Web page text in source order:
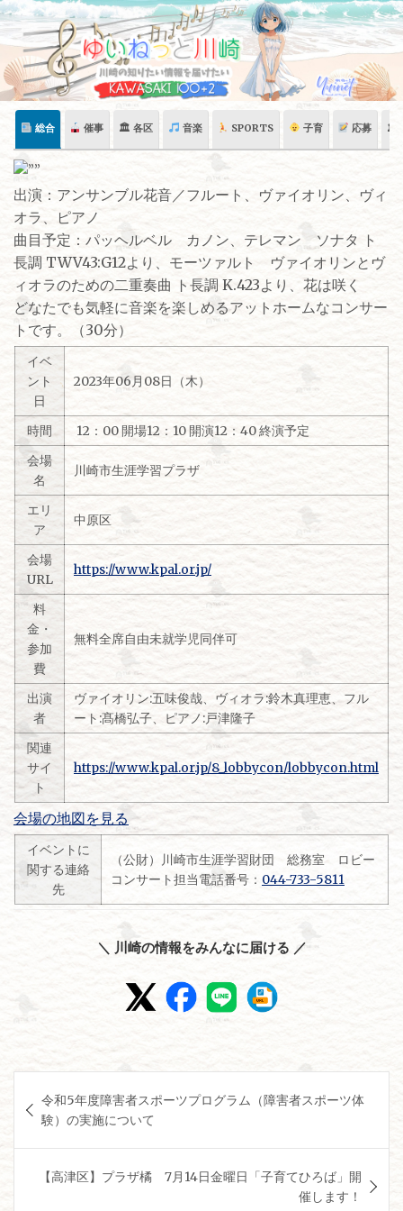
Skip
content
総合 催事 🏛 各区 音楽 SPORTS 子育 応募 🏛
出演：アンサンブル花音／フルート、ヴァイオリン、ヴィ
オラ、ピアノ
曲目予定：パッヘルベル カノン、テレマン ソナタ ト
長調 TWV43:G12より、モーツァルト ヴァイオリンとヴ
ィオラのための二重奏曲 ト長調 K.423より、花は咲く
どなたでも気軽に音楽を楽しめるアットホームなコンサー
トです。（30分）
イベ
ント
日
2023年06月08日（木）
時間
12：00 開場12：10 開演12：40 終演予定
会場
名
川崎市生涯学習プラザ
エリ
ア
中原区
会場
URL
https://www.kpal.or.jp/
料
金・
参加
費
無料全席自由未就学児同伴可
出演
者
ヴァイオリン:五味俊哉、ヴィオラ:鈴木真理恵、フル
ート:髙橋弘子、ピアノ:戸津隆子
関連
サイ
ト
https://www.kpal.or.jp/8_lobbycon/lobbycon.html
会場の地図を見る
イベントに
関する連絡
先
（公財）川崎市生涯学習財団 総務室 ロビー
コンサート担当電話番号： 044-733-5811
＼ 川崎の情報をみんなに届ける ／
稿
ナ
令和5年度障害者スポーツプログラム（障害者スポーツ体
験）の実施について
【高津区】プラザ橘 7月14日金曜日「子育てひろば」開
催します！